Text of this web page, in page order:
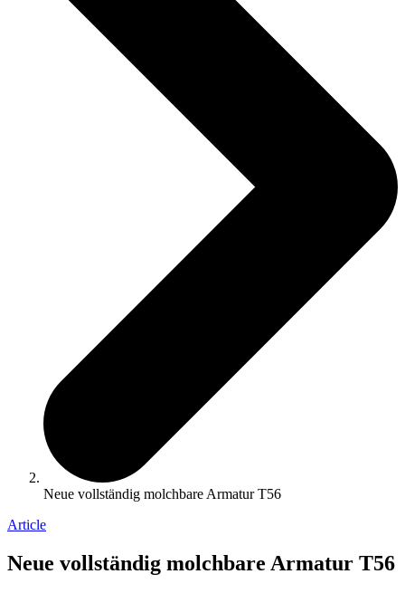
Neue vollständig molchbare Armatur T56
Article
Neue vollständig molchbare Armatur T56